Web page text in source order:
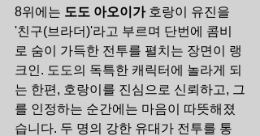
8위에는 도도 아오이가 호랑이 유진을
'친구(브라더)'라고 부르며 단번에 콤비
로 숨이 가득한 전투를 펼치는 장면이 랭
크인. 도도의 독특한 캐릭터에 놀라게 되
는 한편, 호랑이를 진심으로 신뢰하고, 그
를 인정하는 순간에는 마음이 따뜻해졌
습니다. 두 명의 강한 유대가 전투를 통